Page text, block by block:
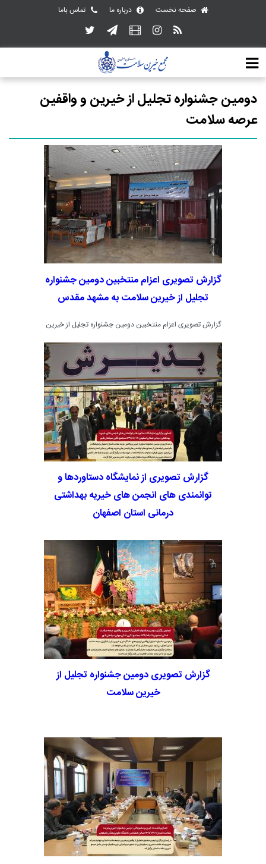
صفحه نخست درباره ما تماس باما
دومین جشنواره تجلیل از خیرین و واقفین
عرصه سلامت
گزارش تصویری اعزام منتخبین دومین جشنواره
تجلیل از خیرین سلامت به مشهد مقدس
گزارش تصویری اعزام منتخبین دومین جشنواره تجلیل از خیرین
سلامت به مشهد مقدس
گزارش تصویری از نمایشگاه دستاوردها و
توانمندی های انجمن های خیریه بهداشتی
درمانی استان اصفهان
در حاشیه دومین جشنواره تجلیل از خیرین و واقفین عرصه
سلامت استان اصفهان، نمایشگاه و دائر نمودن غرفه هایی از
دستاوردها و توانمندی های انجمن های خیریه بهداشتی درمانی
استان اصفهان برگزار گردید
گزارش تصویری دومین جشنواره تجلیل از
خیرین سلامت